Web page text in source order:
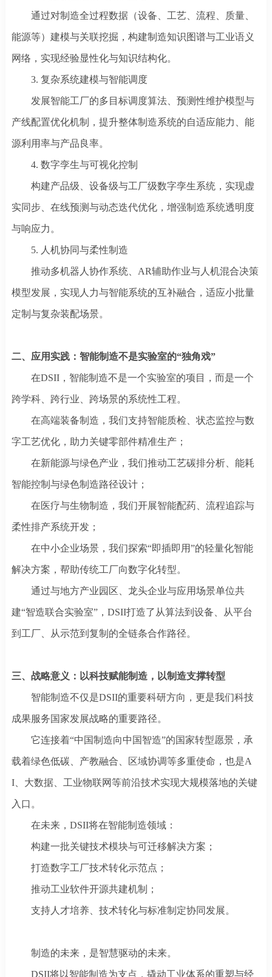
通过对制造全过程数据（设备、工艺、流程、质量、
能源等）建模与关联挖掘，构建制造知识图谱与工业语义
网络，实现经验显性化与知识结构化。
3. 复杂系统建模与智能调度
发展智能工厂的多目标调度算法、预测性维护模型与
产线配置优化机制，提升整体制造系统的自适应能力、能
源利用率与产品良率。
4. 数字孪生与可视化控制
构建产品级、设备级与工厂级数字孪生系统，实现虚
实同步、在线预测与动态迭代优化，增强制造系统透明度
与响应力。
5. 人机协同与柔性制造
推动多机器人协作系统、 AR辅助作业与人机混合决策
模型发展，实现人力与智能系统的互补融合，适应小批量
定制与复杂装配场景。
二、 应用实践： 智能制造不是实验室的“独角戏”
在DSII，智能制造不是一个实验室的项目，而是一个
跨学科、跨行业、跨场景的系统性工程。
在高端装备制造，我们支持智能质检、状态监控与数
字工艺优化，助力关键零部件精准生产；
在新能源与绿色产业，我们推动工艺碳排分析、能耗
智能控制与绿色制造路径设计；
在医疗与生物制造，我们开展智能配药、流程追踪与
柔性排产系统开发；
在中小企业场景，我们探索“即插即用”的轻量化智能
解决方案，帮助传统工厂向数字化转型。
通过与地方产业园区、龙头企业与应用场景单位共
建“智造联合实验室”，DSII打造了从算法到设备、从平台
到工厂、从示范到复制的全链条合作路径。
三、 战略意义 ： 以科技赋能制造，以制造支撑转型
智能制造不仅是DSII的重要科研方向，更是我们科技
成果服务国家发展战略的重要路径。
它连接着“中国制造向中国智造”的国家转型愿景，承
载着绿色低碳、产教融合、区域协调等多重使命，也是A
I、大数据、工业物联网等前沿技术实现大规模落地的关键
入口。
在未来， DSII将在智能制造领域：
构建一批关键技术模块与可迁移解决方案；
打造数字工厂技术转化示范点；
推动工业软件开源共建机制；
支持人才培养、技术转化与标准制定协同发展。
制造的未来，是智慧驱动的未来。
DSII将以智能制造为支点，撬动工业体系的重塑与经